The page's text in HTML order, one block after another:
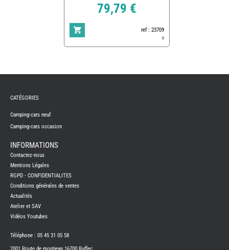
79,79 €
ref : 23709
0
CAMPING-
NEUFS
CAMPING-
CAMPING-
BENIMAR
CAMPING-
CARADO
CAMPING-
ITINEO
CAMPING-
CATÉGORIES
Camping-cars neuf
Camping-cars occasion
INFORMATIONS
Contactez-nous
Mentions Légales
RGPD - CONFIDENTIALITES
Conditions générales de ventes
Actualités
Atelier et SAV
Vidéos Youtubes
Téléphone : 05 45 31 05 58
2001 Route de montjean 16700 Ruffec